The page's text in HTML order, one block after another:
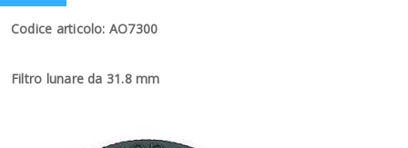
Codice articolo: AO7300
Filtro lunare da 31.8 mm